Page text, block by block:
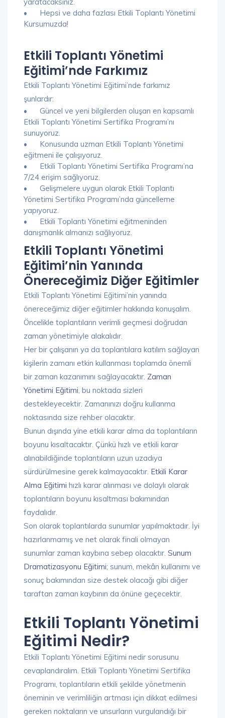
•
Hepsi ve daha fazlası Etkili Toplantı Yönetimi
Kursumuzda!
Etkili Toplantı Yönetimi
Eğitimi’nde Farkımız
Etkili Toplantı Yönetimi Eğitimi’nde farkımız
şunlardır:
•
Güncel ve yeni bilgilerden oluşan en kapsamlı
Etkili Toplantı Yönetimi Sertifika Programı’nı
sunuyoruz.
•
Konusunda uzman Etkili Toplantı Yönetimi
eğitmeni ile çalışıyoruz.
•
Etkili Toplantı Yönetimi Sertifika Programı’na
7/24 erişim sağlıyoruz.
•
Gelişmelere uygun olarak Etkili Toplantı
Yönetimi Sertifika Programı’nda güncelleme
yapıyoruz.
•
Etkili Toplantı Yönetimi eğitmeninden
danışmanlık almanızı sağlıyoruz.
Etkili Toplantı Yönetimi
Eğitimi’nin Yanında
Önereceğimiz Diğer Eğitimler
Etkili Toplantı Yönetimi Eğitimi’nin yanında
önereceğimiz diğer eğitimler hakkında konuşalım.
Öncelikle toplantıların verimli geçmesi doğrudan
zaman yönetimiyle alakalıdır.
Her bir çalışanın ya da toplantılara katılım sağlayan
kişilerin zamanı etkin kullanması toplamda önemli
bir zaman kazanımını sağlayacaktır. Zaman
Yönetimi Eğitimi, bu noktada sizleri
destekleyecektir. Zamanınızı doğru kullanma
noktasında size rehber olacaktır.
Bunun dışında yine etkili karar alma da toplantıların
boyunu kısaltacaktır. Çünkü hızlı ve etkili karar
alınabildiğinde toplantıların uzun uzadıya
sürdürülmesine gerek kalmayacaktır. Etkili Karar
Alma Eğitimi hızlı karar alınması ve dolaylı olarak
toplantıların boyunu kısaltması bakımından
faydalıdır.
Son olarak toplantılarda sunumlar yapılmaktadır. İyi
hazırlanmamış ve net olarak finali olmayan
sunumlar zaman kaybına sebep olacaktır. Sunum
Dramatizasyonu Eğitimi; sunum, mekân kullanımı ve
sonuç bakımından size destek olacağı gibi diğer
taraftan zaman kaybının da önüne geçecektir.
Etkili Toplantı Yönetimi
Eğitimi Nedir?
Etkili Toplantı Yönetimi Eğitimi nedir sorusunu
cevaplandıralım. Etkili Toplantı Yönetimi Sertifika
Programı, toplantıların etkili şekilde yönetmenin
öneminin ve verimliliğin artması için dikkat edilmesi
gereken noktaların ve unsurların vurgulandığı bir